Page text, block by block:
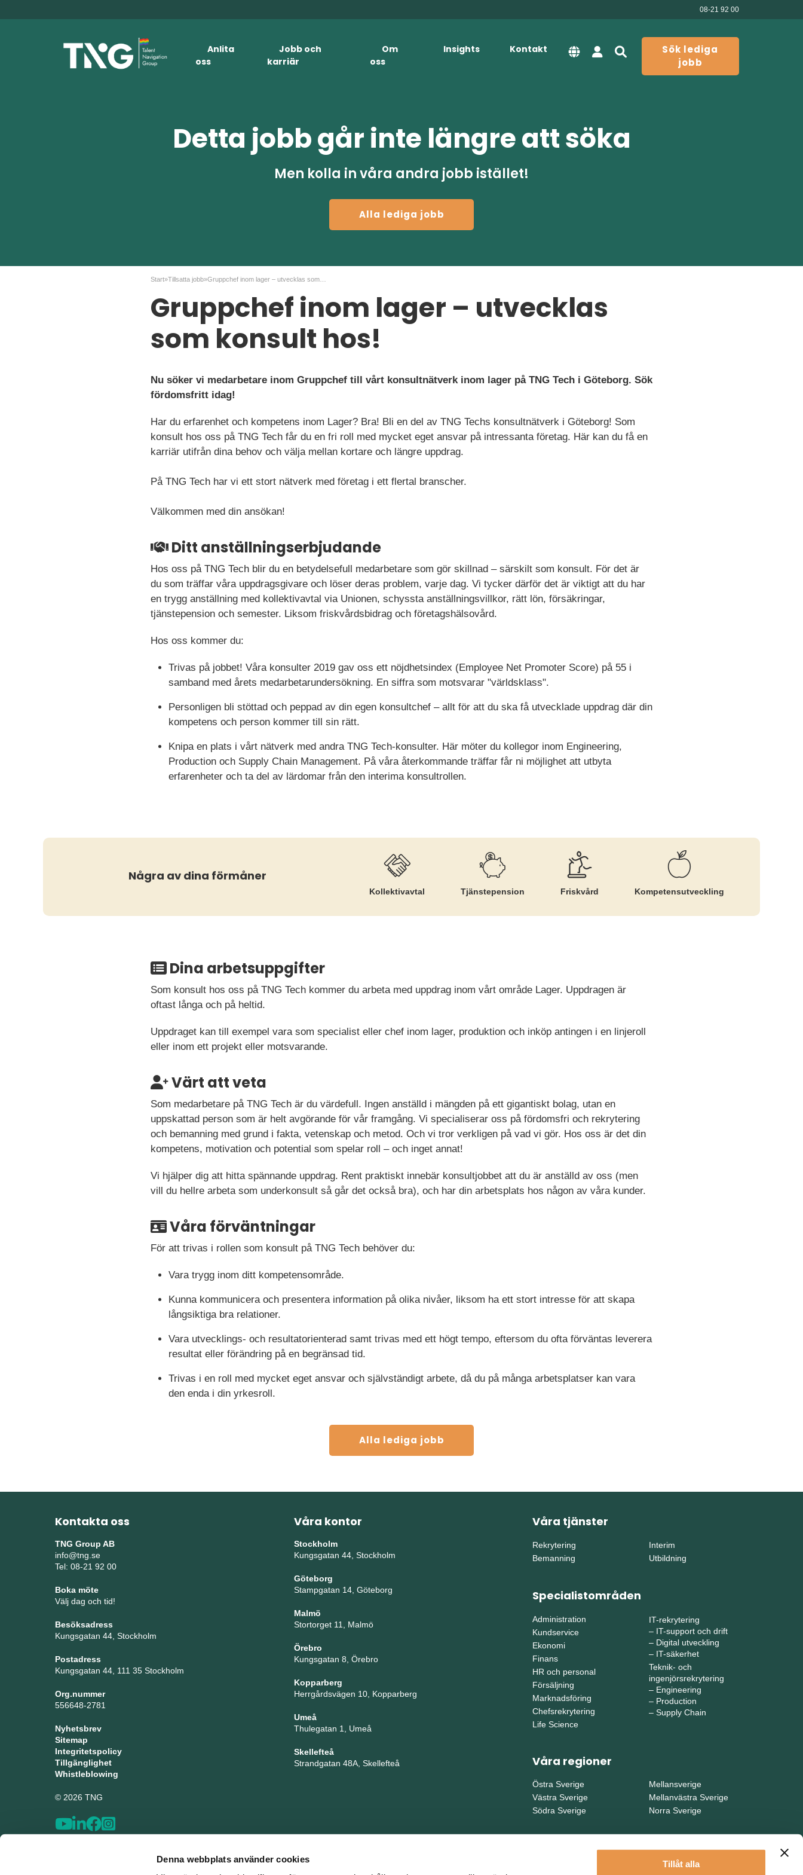
Denna webbplats använder cookies
Tillåt alla
08-21 92 00
Anlita
oss
Jobb och
karriär
Om
oss
Insights Kontakt
Sök lediga
jobb
Detta jobb går inte längre att söka
Men kolla in våra andra jobb istället!
Alla lediga jobb
Start»Tillsatta jobb»
Gruppchef inom lager – utvecklas
som konsult hos!
Nu söker vi medarbetare inom Gruppchef till vårt konsultnätverk inom lager på TNG Tech i Göteborg. Sök
fördomsfritt idag!
Har du erfarenhet och kompetens inom Lager? Bra! Bli en del av TNG Techs konsultnätverk i Göteborg! Som
konsult hos oss på TNG Tech får du en fri roll med mycket eget ansvar på intressanta företag. Här kan du få en
karriär utifrån dina behov och välja mellan kortare och längre uppdrag.
På TNG Tech har vi ett stort nätverk med företag i ett flertal branscher.
Välkommen med din ansökan!
Ditt anställningserbjudande
Hos oss på TNG Tech blir du en betydelsefull medarbetare som gör skillnad – särskilt som konsult. För det är
du som träffar våra uppdragsgivare och löser deras problem, varje dag. Vi tycker därför det är viktigt att du har
en trygg anställning med kollektivavtal via Unionen, schyssta anställningsvillkor, rätt lön, försäkringar,
tjänstepension och semester. Liksom friskvårdsbidrag och företagshälsovård.
Hos oss kommer du:
Trivas på jobbet! Våra konsulter 2019 gav oss ett nöjdhetsindex (Employee Net Promoter Score) på 55 i
samband med årets medarbetarundersökning. En siffra som motsvarar "världsklass".
Personligen bli stöttad och peppad av din egen konsultchef – allt för att du ska få utvecklade uppdrag där din
kompetens och person kommer till sin rätt.
Knipa en plats i vårt nätverk med andra TNG Tech-konsulter. Här möter du kollegor inom Engineering,
Production och Supply Chain Management. På våra återkommande träffar får ni möjlighet att utbyta
erfarenheter och ta del av lärdomar från den interima konsultrollen.
Några av dina förmåner
Kollektiv­avtal Tjänste­pension Friskvård Kompetens­utveckling
Dina arbetsuppgifter
Som konsult hos oss på TNG Tech kommer du arbeta med uppdrag inom vårt område Lager. Uppdragen är
oftast långa och på heltid.
Uppdraget kan till exempel vara som specialist eller chef inom lager, produktion och inköp antingen i en linjeroll
eller inom ett projekt eller motsvarande.
Värt att veta
Som medarbetare på TNG Tech är du värdefull. Ingen anställd i mängden på ett gigantiskt bolag, utan en
uppskattad person som är helt avgörande för vår framgång. Vi specialiserar oss på fördomsfri och rekrytering
och bemanning med grund i fakta, vetenskap och metod. Och vi tror verkligen på vad vi gör. Hos oss är det din
kompetens, motivation och potential som spelar roll – och inget annat!
Vi hjälper dig att hitta spännande uppdrag. Rent praktiskt innebär konsultjobbet att du är anställd av oss (men
vill du hellre arbeta som underkonsult så går det också bra), och har din arbetsplats hos någon av våra kunder.
Våra förväntningar
För att trivas i rollen som konsult på TNG Tech behöver du:
Vara trygg inom ditt kompetensområde.
Kunna kommunicera och presentera information på olika nivåer, liksom ha ett stort intresse för att skapa
långsiktiga bra relationer.
Vara utvecklings- och resultatorienterad samt trivas med ett högt tempo, eftersom du ofta förväntas leverera
resultat eller förändring på en begränsad tid.
Trivas i en roll med mycket eget ansvar och självständigt arbete, då du på många arbetsplatser kan vara
den enda i din yrkesroll.
Alla lediga jobb
Kontakta oss
TNG Group AB
info@tng.se
Tel: 08-21 92 00
Boka möte
Välj dag och tid!
Besöksadress
Kungsgatan 44, Stockholm
Postadress
Kungsgatan 44, 111 35 Stockholm
Org.nummer
556648-2781
Nyhetsbrev
Sitemap
Integritetspolicy
Tillgänglighet
Whistleblowing
© 2026 TNG
Våra kontor
Stockholm
Kungsgatan 44, Stockholm
Göteborg
Stampgatan 14, Göteborg
Malmö
Stortorget 11, Malmö
Örebro
Kungsgatan 8, Örebro
Kopparberg
Herrgårdsvägen 10, Kopparberg
Umeå
Thulegatan 1, Umeå
Skellefteå
Strandgatan 48A, Skellefteå
Våra tjänster
Rekrytering
Bemanning
Interim
Utbildning
Specialistområden
Administration
Kundservice
Ekonomi
Finans
HR och personal
Försäljning
Marknadsföring
Chefsrekrytering
Life Science
IT-rekrytering
– IT-support och drift
– Digital utveckling
– IT-säkerhet
Teknik- och
ingenjörsrekrytering
– Engineering
– Production
– Supply Chain
Våra regioner
Östra Sverige
Västra Sverige
Södra Sverige
Mellansverige
Mellanvästra Sverige
Norra Sverige